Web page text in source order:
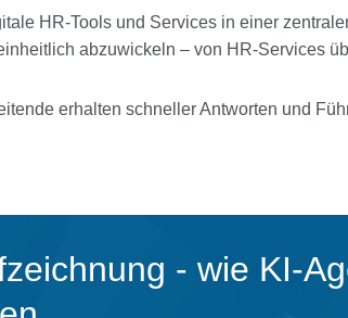
HR-Tools und Services in einer
abzuwickeln – von HR-Services
erhalten schneller Antworten und
- wie